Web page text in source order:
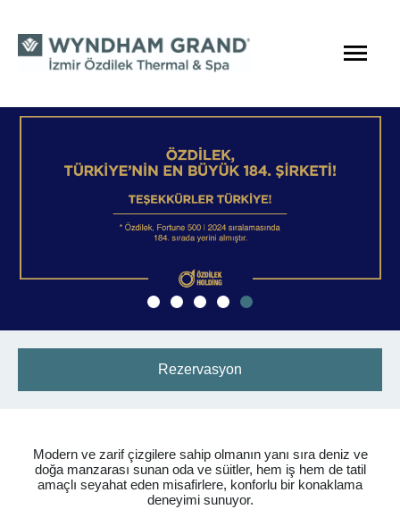
Rezervasyon
Modern ve zarif çizgilere sahip olmanın yanı sıra deniz ve
doğa manzarası sunan oda ve süitler, hem iş hem de tatil
amaçlı seyahat eden misafirlere, konforlu bir konaklama
deneyimi sunuyor.